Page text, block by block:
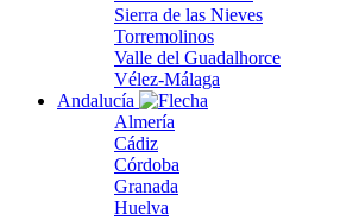
Sierra de las Nieves
Torremolinos
Valle del Guadalhorce
Vélez-Málaga
Andalucía
Almería
Cádiz
Córdoba
Granada
Huelva